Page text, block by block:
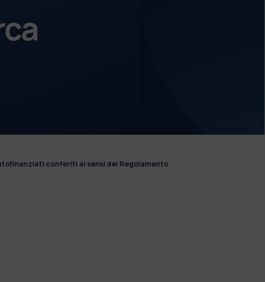
conferiti ai sensi del Regolamento